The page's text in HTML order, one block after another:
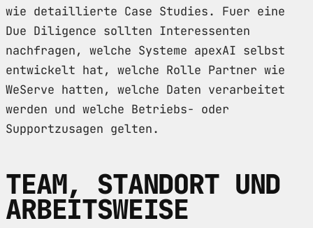
wie detaillierte Case Studies. Fuer eine
Due Diligence sollten Interessenten
nachfragen, welche Systeme apexAI selbst
entwickelt hat, welche Rolle Partner wie
WeServe hatten, welche Daten verarbeitet
werden und welche Betriebs- oder
Supportzusagen gelten.
TEAM, STANDORT UND
ARBEITSWEISE